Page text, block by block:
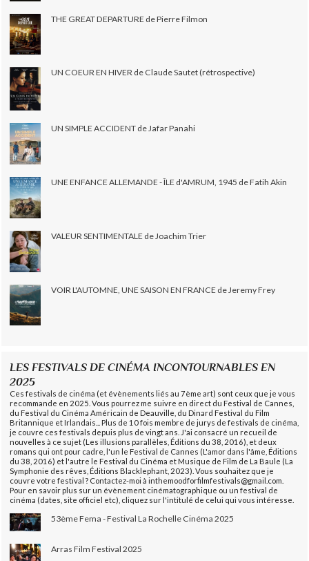
THE GREAT DEPARTURE de Pierre Filmon
UN COEUR EN HIVER de Claude Sautet (rétrospective)
UN SIMPLE ACCIDENT de Jafar Panahi
UNE ENFANCE ALLEMANDE - ÎLE d'AMRUM, 1945 de Fatih Akin
VALEUR SENTIMENTALE de Joachim Trier
VOIR L'AUTOMNE, UNE SAISON EN FRANCE de Jeremy Frey
LES FESTIVALS DE CINÉMA INCONTOURNABLES EN
2025
Ces festivals de cinéma (et évènements liés au 7ème art) sont ceux que je vous
recommande en 2025. Vous pourrez me suivre en direct du Festival de Cannes,
du Festival du Cinéma Américain de Deauville, du Dinard Festival du Film
Britannique et Irlandais... Plus de 10 fois membre de jurys de festivals de cinéma,
je couvre ces festivals depuis plus de vingt ans. J'ai consacré un recueil de
nouvelles à ce sujet (Les illusions parallèles, Éditions du 38, 2016), et deux
romans qui ont pour cadre, l'un le Festival de Cannes (L'amor dans l'âme, Éditions
du 38, 2016) et l'autre le Festival du Cinéma et Musique de Film de La Baule (La
Symphonie des rêves, Éditions Blacklephant, 2023). Vous souhaitez que je
couvre votre festival ? Contactez-moi à inthemoodforfilmfestivals@gmail.com.
Pour en savoir plus sur un évènement cinématographique ou un festival de
cinéma (dates, site officiel etc), cliquez sur l'intitulé de celui qui vous intéresse.
53ème Fema - Festival La Rochelle Cinéma 2025
Arras Film Festival 2025